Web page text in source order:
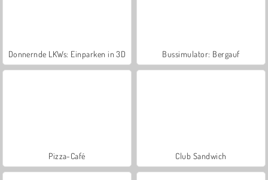
Donnernde LKWs: Einparken in 3D Bussimulator: Bergauf
Pizza-Café Club Sandwich